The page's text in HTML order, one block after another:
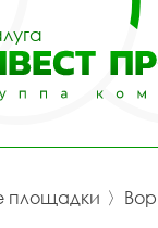
площадки 〉